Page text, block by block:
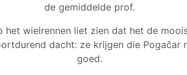
de gemiddelde prof.
het wielrennen liet zien dat het de
dacht: ze krijgen die Pogačar
goed.